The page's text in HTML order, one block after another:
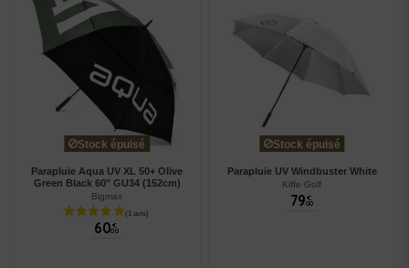
Stock épuisé
Parapluie Aqua UV XL 50+ Olive
Green Black 60" GU34 (152cm)
Bigmax
60 €
00
Stock épuisé
Parapluie UV Windbuster White
Kiffe Golf
79 €
00